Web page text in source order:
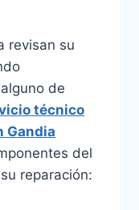
revisan su
de
técnico
Gandia
del
reparación: